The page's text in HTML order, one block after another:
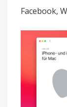
Facebook,